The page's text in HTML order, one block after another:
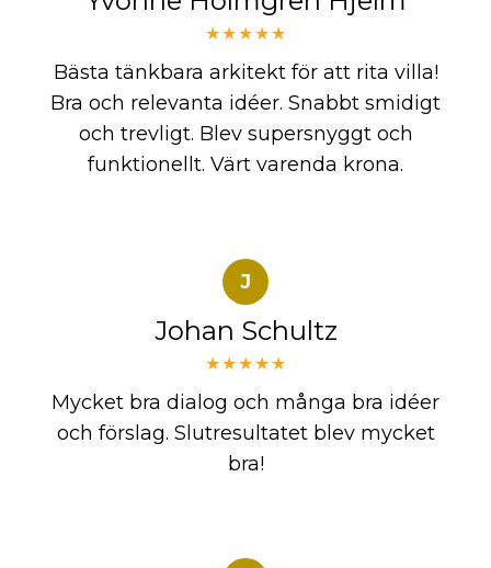
★★★★★
Bästa tänkbara arkitekt för att rita villa!
Bra och relevanta idéer. Snabbt smidigt
och trevligt. Blev supersnyggt och
funktionellt. Värt varenda krona.
J
Johan Schultz
★★★★★
Mycket bra dialog och många bra idéer
och förslag. Slutresultatet blev mycket
bra!